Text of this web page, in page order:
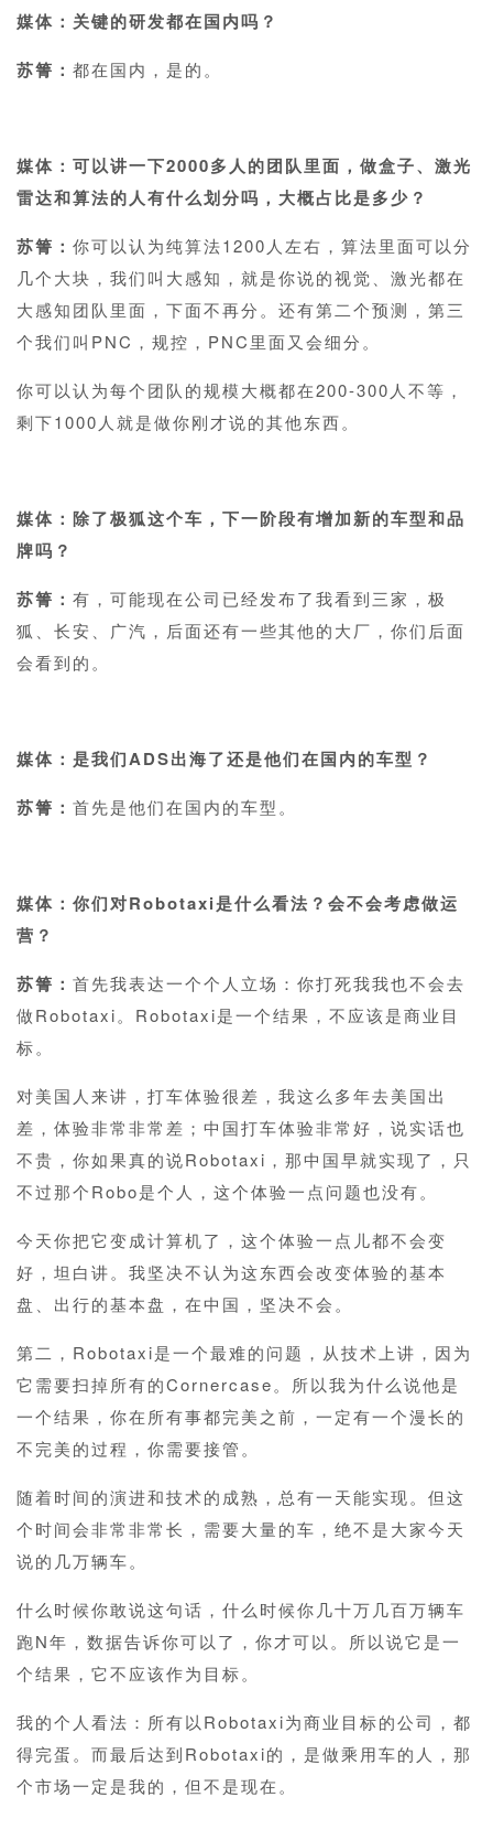
媒体：关键的研发都在国内吗？
苏箐： 都在国内，是的。
媒体：可以讲一下2000多人的团队里面，做盒子、激光
雷达和算法的人有什么划分吗，大概占比是多少？
苏箐： 你可以认为纯算法1200人左右，算法里面可以分
几个大块，我们叫大感知，就是你说的视觉、激光都在
大感知团队里面，下面不再分。还有第二个预测，第三
个我们叫PNC，规控，PNC里面又会细分。
你可以认为每个团队的规模大概都在200-300人不等，
剩下1000人就是做你刚才说的其他东西。
媒体：除了极狐这个车，下一阶段有增加新的车型和品
牌吗？
苏箐： 有，可能现在公司已经发布了我看到三家，极
狐、长安、广汽，后面还有一些其他的大厂，你们后面
会看到的。
媒体：是我们ADS出海了还是他们在国内的车型？
苏箐： 首先是他们在国内的车型。
媒体：你们对Robotaxi是什么看法？会不会考虑做运
营？
苏箐： 首先我表达一个个人立场：你打死我我也不会去
做Robotaxi。Robotaxi是一个结果，不应该是商业目
标。
对美国人来讲，打车体验很差，我这么多年去美国出
差，体验非常非常差；中国打车体验非常好，说实话也
不贵，你如果真的说Robotaxi，那中国早就实现了，只
不过那个Robo是个人，这个体验一点问题也没有。
今天你把它变成计算机了，这个体验一点儿都不会变
好，坦白讲。我坚决不认为这东西会改变体验的基本
盘、出行的基本盘，在中国，坚决不会。
第二，Robotaxi是一个最难的问题，从技术上讲，因为
它需要扫掉所有的Cornercase。所以我为什么说他是
一个结果，你在所有事都完美之前，一定有一个漫长的
不完美的过程，你需要接管。
随着时间的演进和技术的成熟，总有一天能实现。但这
个时间会非常非常长，需要大量的车，绝不是大家今天
说的几万辆车。
什么时候你敢说这句话，什么时候你几十万几百万辆车
跑N年，数据告诉你可以了，你才可以。所以说它是一
个结果，它不应该作为目标。
我的个人看法：所有以Robotaxi为商业目标的公司，都
得完蛋。而最后达到Robotaxi的，是做乘用车的人，那
个市场一定是我的，但不是现在。